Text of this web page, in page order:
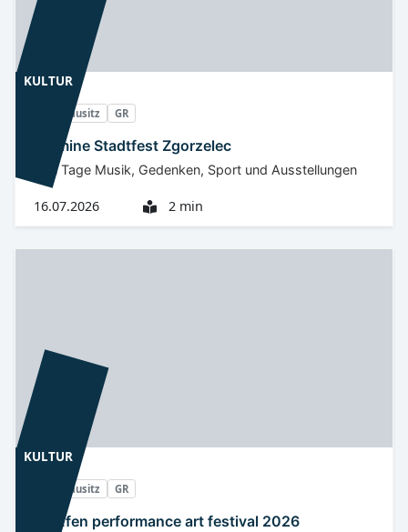
KULTUR
Oberlausitz GR
Termine Stadtfest Zgorzelec
Drei Tage Musik, Gedenken, Sport und Ausstellungen
16.07.2026 2 min
KULTUR
Oberlausitz GR
stre!fen performance art festival 2026